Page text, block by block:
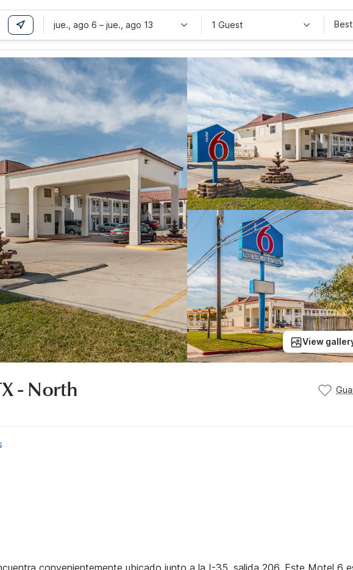
jue., ago 6 – jue., ago 13 1 Guest
View
- North
convenientemente ubicado junto a la I-35, salida 206. Este Motel 6